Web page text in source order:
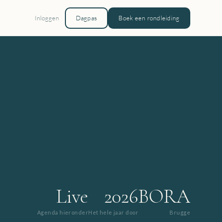
Inloggen Dagpas Boek een rondleiding
Live
Agenda hieronder
2026
Het hele jaar door
BORA
Brugge